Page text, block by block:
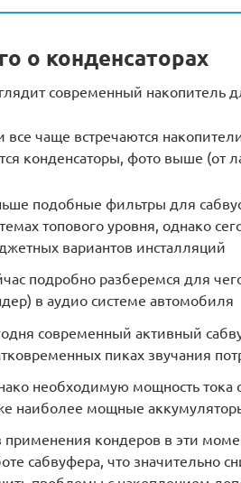
о конденсаторах
современный накопитель
чаще встречаются
конденсаторы, фото выше (от
подобные фильтры для
топового уровня, однако
вариантов инсталляций
подробно разберемся для
в аудио системе автомобиля
современный активный
пиках звучания
необходимую мощность тока
наиболее мощные
применения кондеров в эти
сабвуфера, что значительно